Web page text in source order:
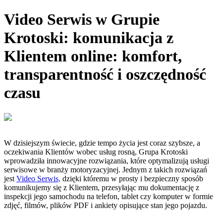
Video Serwis w Grupie
Krotoski: komunikacja z
Klientem online: komfort,
transparentność i oszczędność
czasu
W dzisiejszym świecie, gdzie tempo życia jest coraz szybsze, a
oczekiwania Klientów wobec usług rosną, Grupa Krotoski
wprowadziła innowacyjne rozwiązania, które optymalizują usługi
serwisowe w branży motoryzacyjnej. Jednym z takich rozwiązań
jest Video Serwis, dzięki któremu w prosty i bezpieczny sposób
komunikujemy się z Klientem, przesyłając mu dokumentację z
inspekcji jego samochodu na telefon, tablet czy komputer w formie
zdjęć, filmów, plików PDF i ankiety opisujące stan jego pojazdu.